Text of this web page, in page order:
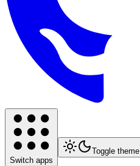
Switch apps
Toggle theme